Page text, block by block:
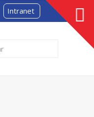
Intranet